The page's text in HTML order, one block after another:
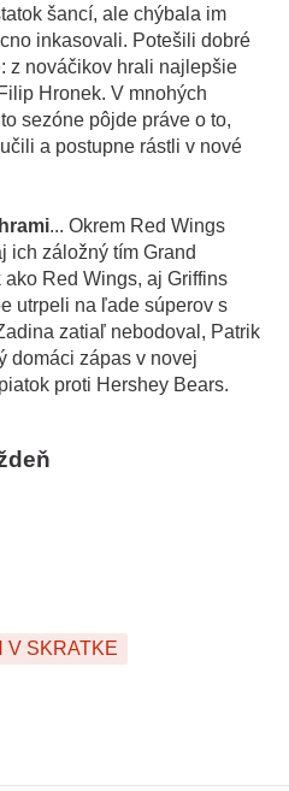
šancí, ale chýbala im
inkasovali. Potešili dobré
z nováčikov hrali najlepšie
Hronek. V mnohých
sezóne pôjde práve o to,
a postupne rástli v nové
... Okrem Red Wings
ich záložný tím Grand
ako Red Wings, aj Griffins
utrpeli na ľade súperov s
zatiaľ nebodoval, Patrik
domáci zápas v novej
proti Hershey Bears.
V SKRATKE